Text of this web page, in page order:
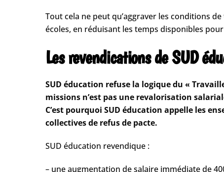
Tout cela ne peut qu’aggraver les conditions
écoles, en réduisant les temps disponibles
Les revendications de SUD
SUD éducation refuse la logique du «
missions n’est pas une revalorisation
C’est pourquoi SUD éducation appelle les
collectives de refus de pacte.
SUD éducation revendique :
– une augmentation de salaire immédiate de